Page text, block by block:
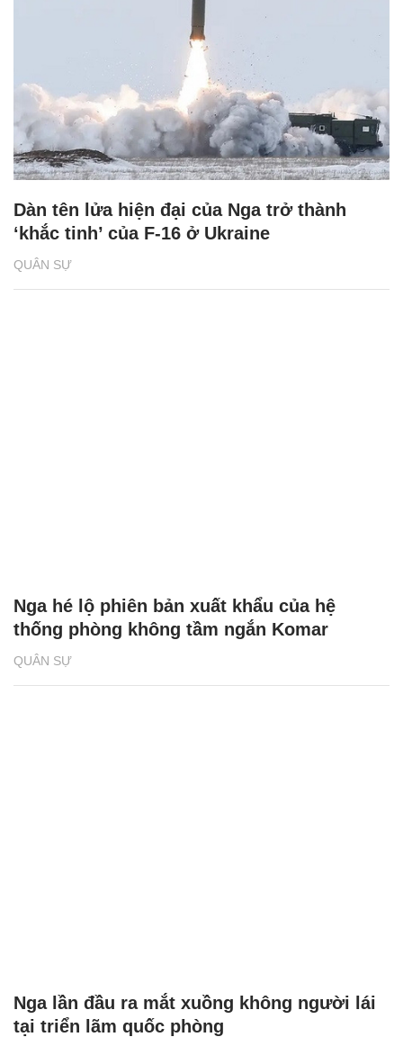
QUÂN SỰ
Dàn tên lửa hiện đại của Nga trở thành
‘khắc tinh’ của F-16 ở Ukraine
QUÂN SỰ
Nga hé lộ phiên bản xuất khẩu của hệ
thống phòng không tầm ngắn Komar
Nga lần đầu ra mắt xuồng không người lái
tại triển lãm quốc phòng